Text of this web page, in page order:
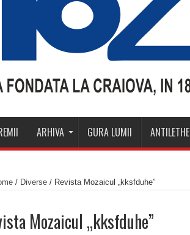
ARHIVA GURA LUMII ANTILETHE
/ Diverse / Revista Mozaicul „kksfduhe”
Mozaicul „kksfduhe”